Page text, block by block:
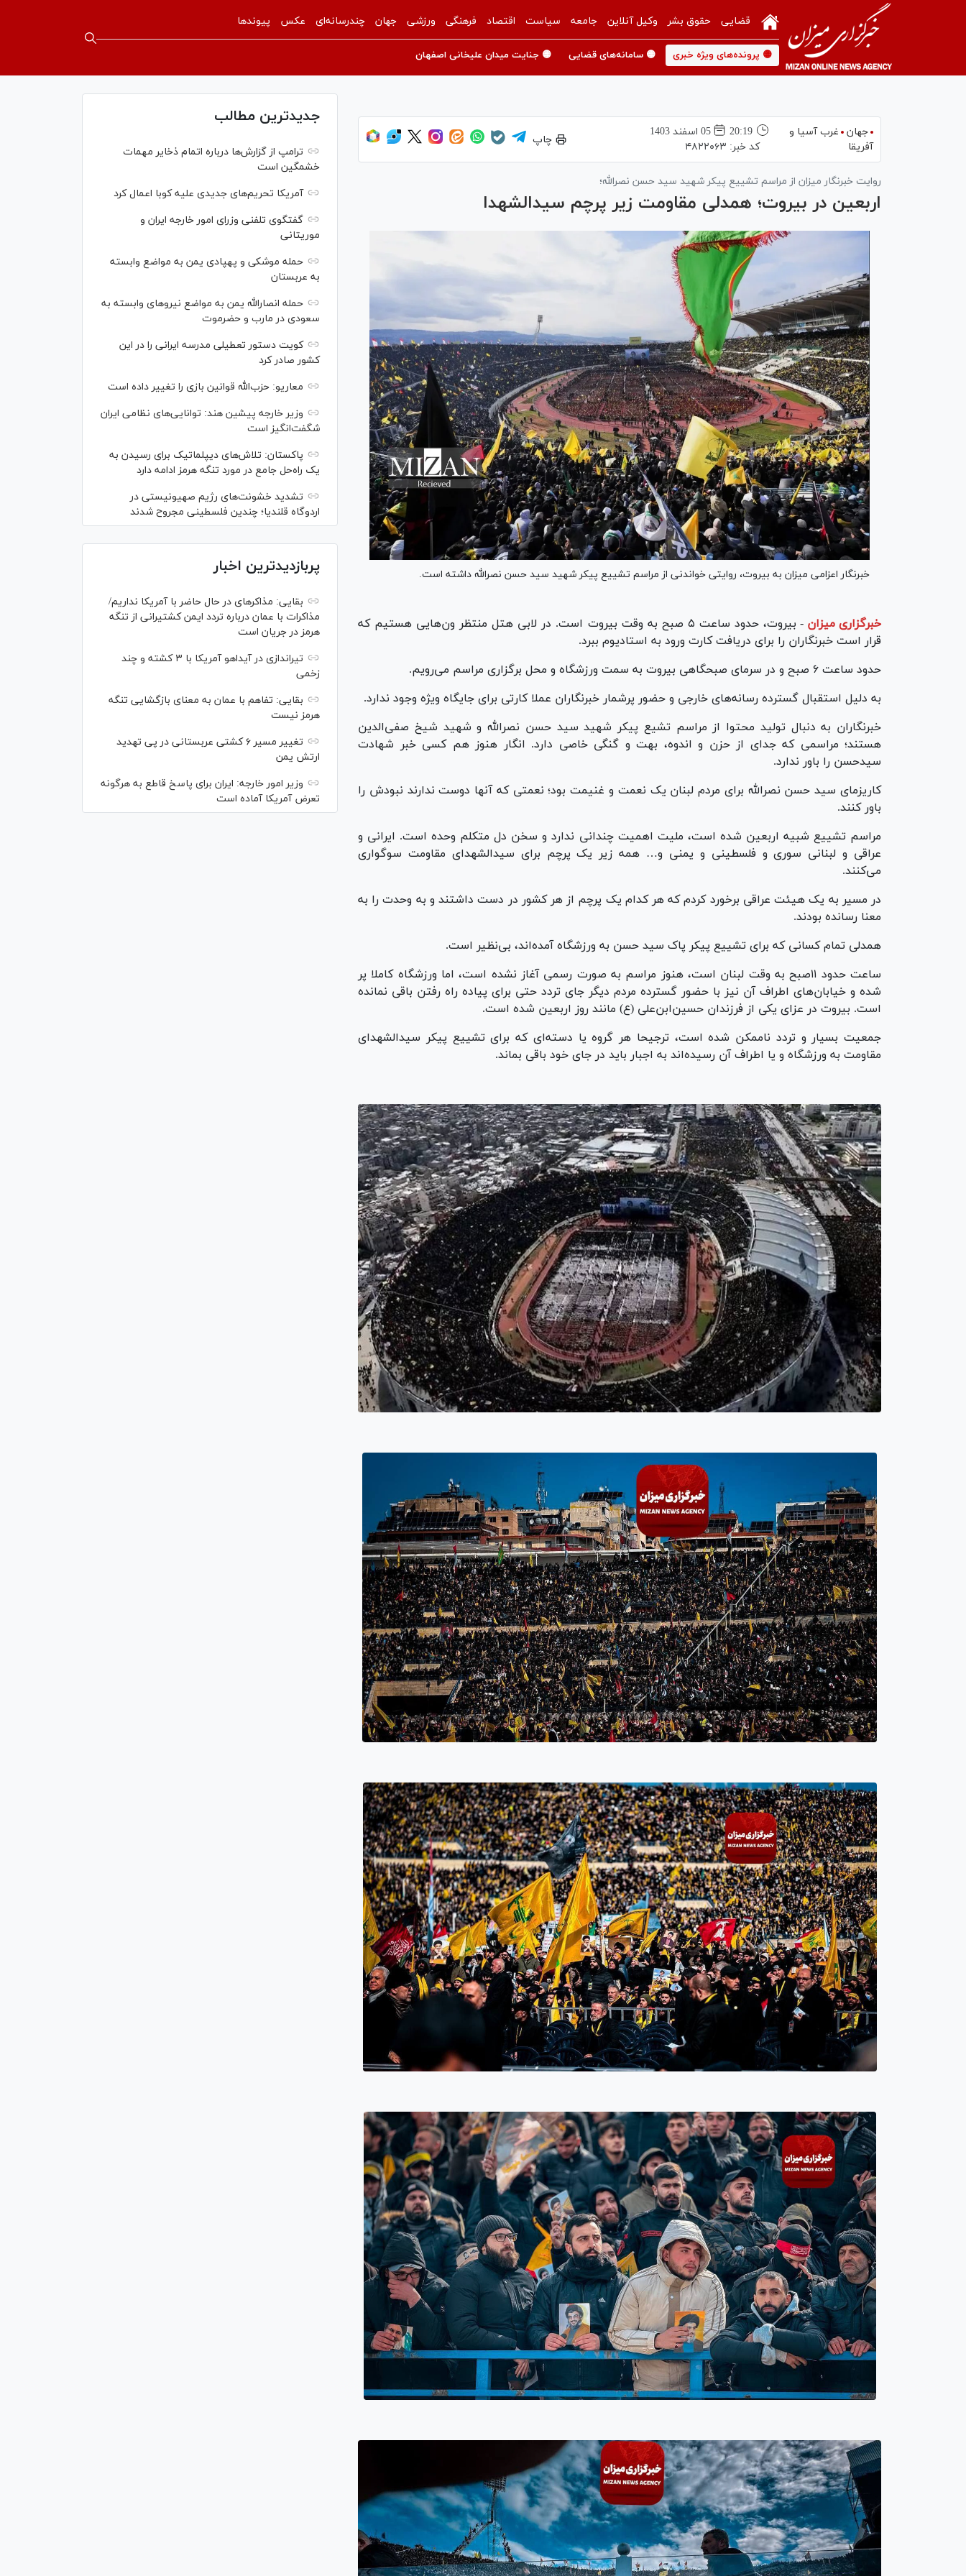
قضایی حقوق بشر وکیل آنلاین جامعه سیاست اقتصاد فرهنگی ورزشی جهان چندرسانه‌ای عکس پیوندها
🟡 پرونده‌های ویژه خبری 🟡 سامانه‌های قضایی 🟡 جنایت میدان علیخانی اصفهان
جهان
غرب آسیا و
آفریقا
20:19
05 اسفند 1403
کد خبر: ۴۸۲۲۰۶۳
چاپ
روایت خبرنگار میزان از مراسم تشییع پیکر شهید سید حسن نصرالله؛
اربعین در بیروت؛ همدلی مقاومت زیر پرچم سیدالشهدا
خبرنگار اعزامی میزان به بیروت، روایتی خواندنی از مراسم تشییع پیکر شهید سید حسن نصرالله داشته است.
خبرگزاری میزان -
بیروت، حدود ساعت ۵ صبح به وقت بیروت است. در لابی هتل منتظر ون‌هایی هستیم که
قرار است خبرنگاران را برای دریافت کارت ورود به استادیوم ببرد.
حدود ساعت ۶ صبح و در سرمای صبحگاهی بیروت به سمت ورزشگاه و محل برگزاری مراسم می‌رویم.
به دلیل استقبال گسترده رسانه‌های خارجی و حضور پرشمار خبرنگاران عملا کارتی برای جایگاه ویژه وجود ندارد.
خبرنگاران به دنبال تولید محتوا از مراسم تشیع پیکر شهید سید حسن نصرالله و شهید شیخ صفی‌الدین
هستند؛ مراسمی که جدای از حزن و اندوه، بهت و گنگی خاصی دارد. انگار هنوز هم کسی خبر شهادت
سیدحسن را باور ندارد.
کاریزمای سید حسن نصرالله برای مردم لبنان یک نعمت و غنیمت بود؛ نعمتی که آنها دوست ندارند نبودش را
باور کنند.
مراسم تشییع شبیه اربعین شده است، ملیت اهمیت چندانی ندارد و سخن دل متکلم وحده است. ایرانی و
عراقی و لبنانی سوری و فلسطینی و یمنی و… همه زیر یک پرچم برای سیدالشهدای مقاومت سوگواری
می‌کنند.
در مسیر به یک هیئت عراقی برخورد کردم که هر کدام یک پرچم از هر کشور در دست داشتند و به وحدت را به
معنا رسانده بودند.
همدلی تمام کسانی که برای تشییع پیکر پاک سید حسن به ورزشگاه آمده‌اند، بی‌نظیر است.
ساعت حدود ۱۱صبح به وقت لبنان است، هنوز مراسم به صورت رسمی آغاز نشده است، اما ورزشگاه کاملا پر
شده و خیابان‌های اطراف آن نیز با حضور گسترده مردم دیگر جای تردد حتی برای پیاده راه رفتن باقی نمانده
است. بیروت در عزای یکی از فرزندان حسین‌ابن‌علی (ع) مانند روز اربعین شده است.
جمعیت بسیار و تردد ناممکن شده است، ترجیحا هر گروه یا دسته‌ای که برای تشییع پیکر سیدالشهدای
مقاومت به ورزشگاه و یا اطراف آن رسیده‌اند به اجبار باید در جای خود باقی بماند.
جدیدترین مطالب
ترامپ از گزارش‌ها درباره اتمام ذخایر مهمات
خشمگین است
آمریکا تحریم‌های جدیدی علیه کوبا اعمال کرد
گفتگوی تلفنی وزرای امور خارجه ایران و
موریتانی
حمله موشکی و پهپادی یمن به مواضع وابسته
به عربستان
حمله انصارالله یمن به مواضع نیرو‌های وابسته به
سعودی در مارب و حضرموت
کویت دستور تعطیلی مدرسه ایرانی را در این
کشور صادر کرد
معاریو: حزب‌الله قوانین بازی را تغییر داده است
وزیر خارجه پیشین هند: توانایی‌های نظامی ایران
شگفت‌انگیز است
پاکستان: تلاش‌های دیپلماتیک برای رسیدن به
یک راه‌حل جامع در مورد تنگه هرمز ادامه دارد
تشدید خشونت‌های رژیم صهیونیستی در
اردوگاه قلندیا؛ چندین فلسطینی مجروح شدند
پربازدیدترین اخبار
بقایی: مذاکره‎ای در حال حاضر با آمریکا نداریم/
مذاکرات با عمان درباره تردد ایمن کشتیرانی از تنگه
هرمز در جریان است
تیراندازی در آیداهو آمریکا با ۳ کشته و چند
زخمی
بقایی: تفاهم با عمان به معنای بازگشایی تنگه
هرمز نیست
تغییر مسیر ۶ کشتی عربستانی در پی تهدید
ارتش یمن
وزیر امور خارجه: ایران برای پاسخ قاطع به هرگونه
تعرض آمریکا آماده است